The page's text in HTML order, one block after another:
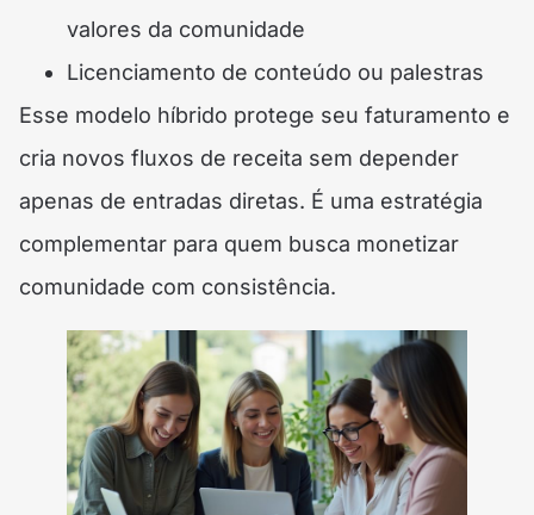
valores da comunidade
Licenciamento de conteúdo ou palestras
Esse modelo híbrido protege seu faturamento e
cria novos fluxos de receita sem depender
apenas de entradas diretas. É uma estratégia
complementar para quem busca monetizar
comunidade com consistência.